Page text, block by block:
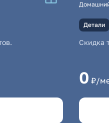
Детали
Скидка
0 ₽/